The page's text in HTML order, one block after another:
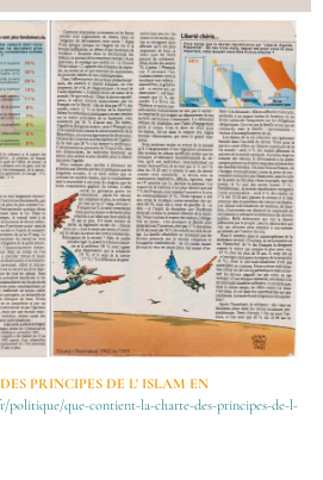
PRINCIPES DE L' ISLAM EN
politique/que-contient-la-charte-des-principes-de-l-